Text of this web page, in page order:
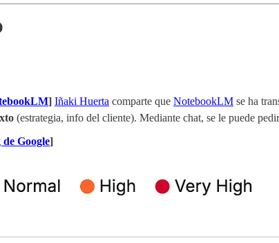
] Iñaki Huerta comparte que NotebookLM se ha
(estrategia, info del cliente). Mediante chat, se le puede
Google]